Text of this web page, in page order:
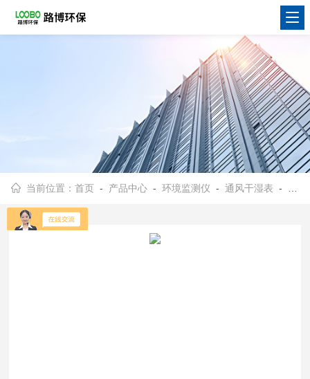
当前位置：首页 - 产品中心 -环境监测仪 -通风干湿表 - LB-1050含湿量检测器干湿表结构紧凑